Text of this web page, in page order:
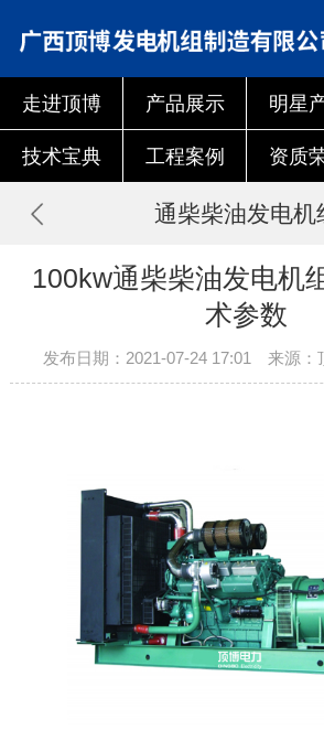
走进顶博 产品展示 明星
技术宝典 工程案例 资质
通柴柴油发电机
100kw通柴柴油发电机
术参数
发布日期：2021-07-24 17:01 来源